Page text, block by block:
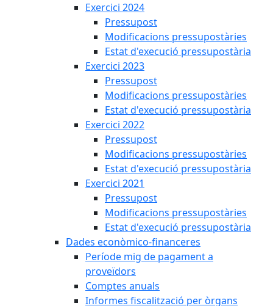
Exercici 2024
Pressupost
Modificacions pressupostàries
Estat d'execució pressupostària
Exercici 2023
Pressupost
Modificacions pressupostàries
Estat d'execució pressupostària
Exercici 2022
Pressupost
Modificacions pressupostàries
Estat d'execució pressupostària
Exercici 2021
Pressupost
Modificacions pressupostàries
Estat d'execució pressupostària
Dades econòmico-financeres
Període mig de pagament a
proveïdors
Comptes anuals
Informes fiscalització per òrgans